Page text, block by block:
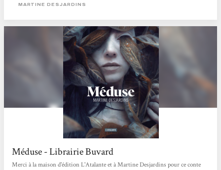
MARTINE DESJARDINS
Méduse - Librairie Buvard
Merci à la maison d'édition L'Atalante et à Martine Desjardins pour ce conte